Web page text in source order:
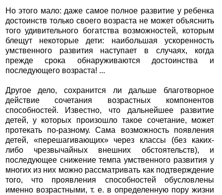
Но этого мало: даже самое полное развитие у ребенка
достоинств только своего возраста не может объяснить
того удивительного богатства возможностей, которым
блещут некоторые дети: наибольшая ускоренность
умственного развития наступает в случаях, когда
прежде срока обнаруживаются достоинства и
последующего возраста! ...
Другое дело, сохранится ли дальше благотворное
действие сочетания возрастных компонентов
способностей. Известно, что дальнейшее развитие
детей, у которых произошло такое сочетание, может
протекать по-разному. Сама возможность появления
детей, «перешагивающих» через классы (без каких-
либо чрезвычайных внешних обстоятельств), и
последующее снижение темпа умственного развития у
многих из них можно рассматривать как подтверждение
того, что проявления способностей обусловлены
именно возрастными, т. е. в определенную пору жизни